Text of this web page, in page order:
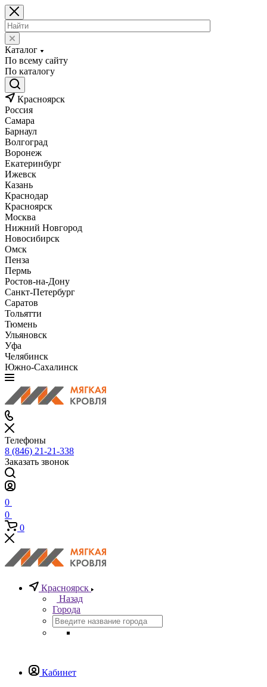
Каталог
По всему сайту
По каталогу
Красноярск
Россия
Самара
Барнаул
Волгоград
Воронеж
Екатеринбург
Ижевск
Казань
Краснодар
Красноярск
Москва
Нижний Новгород
Новосибирск
Омск
Пенза
Пермь
Ростов-на-Дону
Санкт-Петербург
Саратов
Тольятти
Тюмень
Ульяновск
Уфа
Челябинск
Южно-Сахалинск
Телефоны
8 (846) 21-21-338
Заказать звонок
0
0
0
Красноярск
Назад
Города
Кабинет